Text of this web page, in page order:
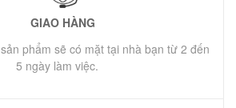
GIAO HÀNG
phẩm sẽ có mặt tại nhà bạn từ 2 đến
5 ngày làm việc.